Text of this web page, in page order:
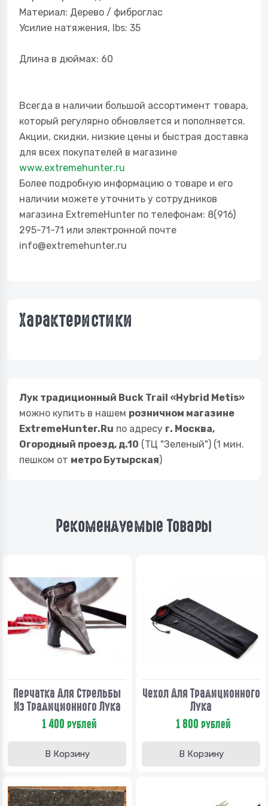
Материал: Дерево / фиброглас
Усилие натяжения, lbs: 35
Длина в дюймах: 60
Всегда в наличии большой ассортимент товара,
который регулярно обновляется и пополняется.
Акции, скидки, низкие цены и быстрая доставка
для всех покупателей в магазине
www.extremehunter.ru
Более подробную информацию о товаре и его
наличии можете уточнить у сотрудников
магазина ExtremeHunter по телефонам: 8(916)
295-71-71 или электронной почте
info@extremehunter.ru
Характеристики
Лук традиционный Buck Trail «Hybrid Metis»
можно купить в нашем розничном магазине
ExtremeHunter.Ru по адресу г. Москва,
Огородный проезд, д.10 (ТЦ "Зеленый") (1 мин.
пешком от метро Бутырская)
Рекомендуемые Товары
Перчатка Для Стрельбы
Из Традиционного Лука
1 400 рублей
В Корзину
Чехол Для Традиционного
Лука
1 800 рублей
В Корзину